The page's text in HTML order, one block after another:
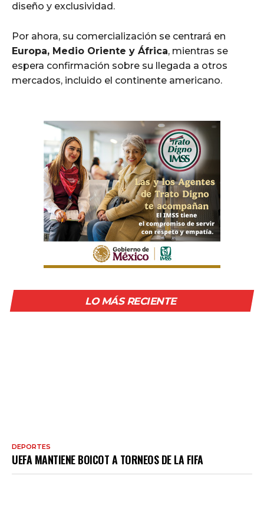
diseño y exclusividad.
Por ahora, su comercialización se centrará en
Europa, Medio Oriente y África, mientras se
espera confirmación sobre su llegada a otros
mercados, incluido el continente americano.
LO MÁS RECIENTE
DEPORTES
UEFA MANTIENE BOICOT A TORNEOS DE LA FIFA